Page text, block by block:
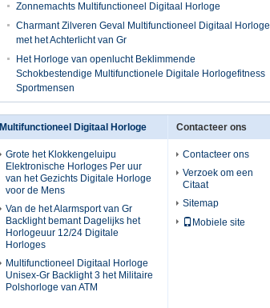
Zonnemachts Multifunctioneel Digitaal Horloge
Charmant Zilveren Geval Multifunctioneel Digitaal Horloge
met het Achterlicht van Gr
Het Horloge van openlucht Beklimmende
Schokbestendige Multifunctionele Digitale Horlogefitness
Sportmensen
Multifunctioneel Digitaal Horloge
Grote het Klokkengeluipu
Elektronische Horloges Per uur
van het Gezichts Digitale Horloge
voor de Mens
Van de het Alarmsport van Gr
Backlight bemant Dagelijks het
Horlogeuur 12/24 Digitale
Horloges
Multifunctioneel Digitaal Horloge
Unisex-Gr Backlight 3 het Militaire
Polshorloge van ATM
Contacteer ons
Contacteer ons
Verzoek om een
Citaat
Sitemap
Mobiele site